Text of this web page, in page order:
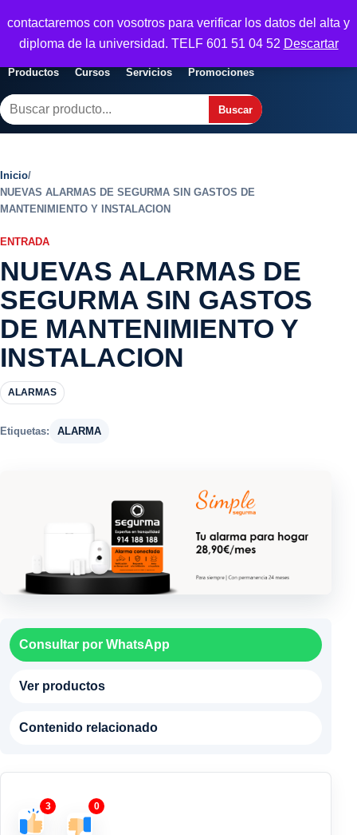
contactaremos con vosotros para verificar los datos del alta y
diploma de la universidad. TELF 601 51 04 52 Descartar
Seguridad y Empresa
empresas
Abrir menu
Productos Cursos Servicios Promociones
Buscar
Buscar
Inicio/
NUEVAS ALARMAS DE SEGURMA SIN GASTOS DE
MANTENIMIENTO Y INSTALACION
ENTRADA
NUEVAS ALARMAS DE
SEGURMA SIN GASTOS
DE MANTENIMIENTO Y
INSTALACION
ALARMAS
Etiquetas: ALARMA
Consultar por WhatsApp
Ver productos
Contenido relacionado
3 0